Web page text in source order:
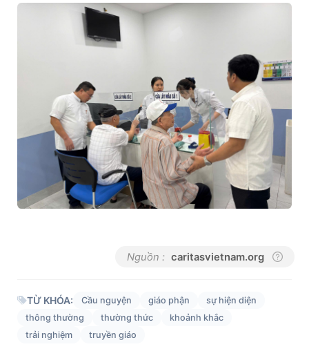
Nguồn : caritasvietnam.org
TỪ KHÓA: Cầu nguyện giáo phận
sự hiện diện
thông thường
thường thức
khoảnh khắc
trải nghiệm
truyền giáo